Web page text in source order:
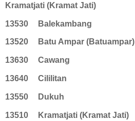
Kramatjati (Kramat Jati)
13530 Balekambang
13520 Batu Ampar (Batuampar)
13630 Cawang
13640 Cililitan
13550 Dukuh
13510 Kramatjati (Kramat Jati)